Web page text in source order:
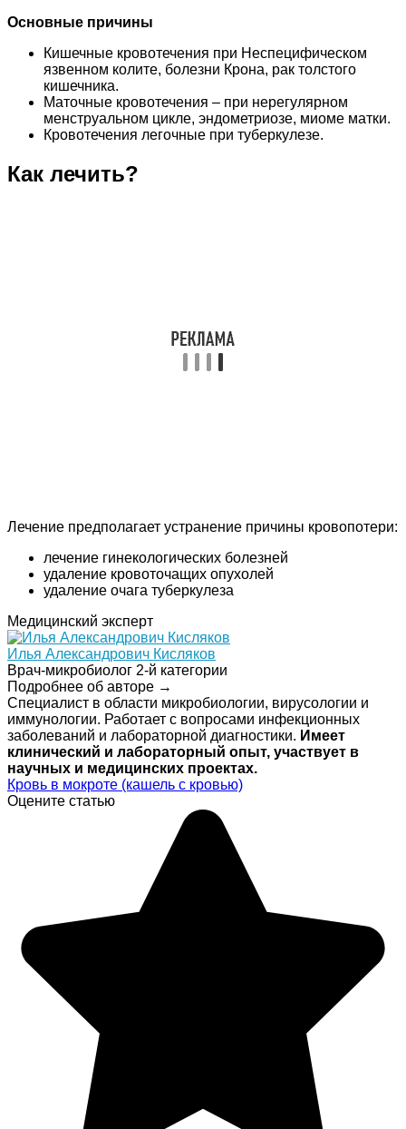
Основные причины
Кишечные кровотечения при Неспецифическом
язвенном колите, болезни Крона, рак толстого
кишечника.
Маточные кровотечения – при нерегулярном
менструальном цикле, эндометриозе, миоме матки.
Кровотечения легочные при туберкулезе.
Как лечить?
Лечение предполагает устранение причины кровопотери:
лечение гинекологических болезней
удаление кровоточащих опухолей
удаление очага туберкулеза
Медицинский эксперт
Илья Александрович Кисляков
Врач-микробиолог 2-й категории
Подробнее об авторе →
Специалист в области микробиологии, вирусологии и
иммунологии. Работает с вопросами инфекционных
заболеваний и лабораторной диагностики. Имеет
клинический и лабораторный опыт, участвует в
научных и медицинских проектах.
Кровь в мокроте (кашель с кровью)
Оцените статью